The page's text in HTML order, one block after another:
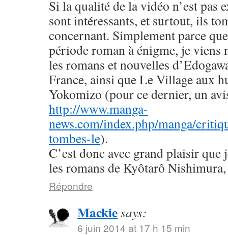
Si la qualité de la vidéo n’est pas
sont intéressants, et surtout, ils
concernant. Simplement parce
période roman à énigme, je viens
les romans et nouvelles
France, ainsi que Le Village aux
Yokomizo (pour ce dernier, un
http://www.manga-
news.com/index.php/manga/
tombes-le).
C’est donc avec grand plaisir que
les romans de Kyôtarô
Répondre
Mackiesays:
6 juin 2014 at 17 h 15 min